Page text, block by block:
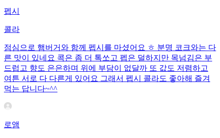
펩시
콜라
점심으로 햄버거와 함께 펩시를 마셨어요 ㅎ 분명 코크와는 다
른 맛이 있네요 콕은 좀 더 톡쏘고 펩은 덜하지만 목넘김은 부
드럽고 향도 은은하며 위에 부담이 없달까 또 값도 저렴하고
여튼 서로 다 다른게 있어요 그래서 펩시 콜라도 좋아해 즐겨
먹는 답니다~^^
로앰